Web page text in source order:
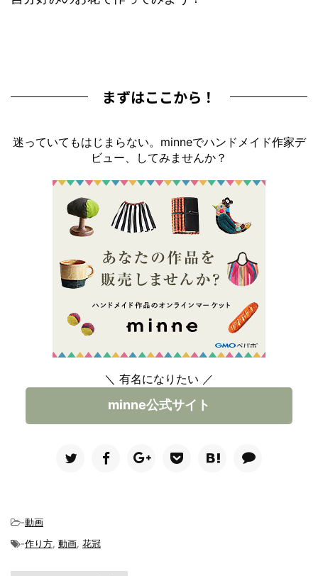
まずはここから！
迷っていてもはじまらない。minneでハンドメイド作家デ
ビュー、してみませんか？
＼ 有名になりたい ／
minne公式サイト
-動画
-作り方, 動画, 花冠